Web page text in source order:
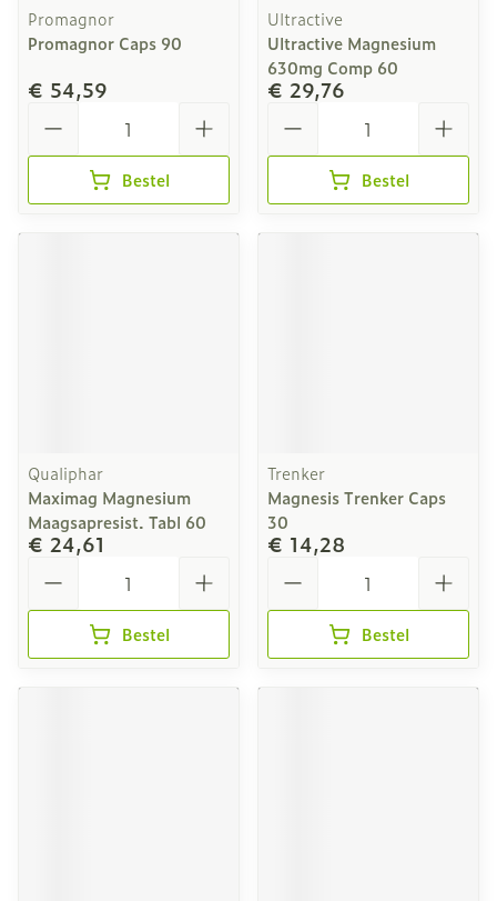
Promagnor
Promagnor Caps 90
€ 54,59
Bestel
Ultractive
Ultractive Magnesium
630mg Comp 60
€ 29,76
Bestel
Qualiphar
Maximag Magnesium
Maagsapresist. Tabl 60
€ 24,61
Bestel
Trenker
Magnesis Trenker Caps
30
€ 14,28
Bestel